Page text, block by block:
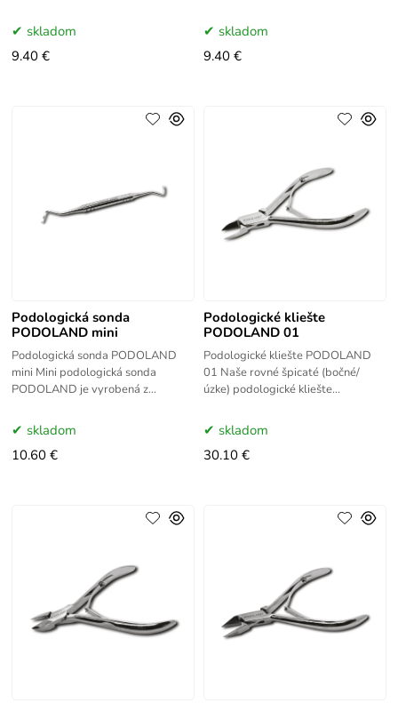
sonda PODOLAND M je určená na
skladom
9.40 €
sonda PODOLAND S je určená na
skladom
9.40 €
Podologická sonda
PODOLAND mini
Podologická sonda PODOLAND
mini Mini podologická sonda
PODOLAND je vyrobená z
kvality. Podologická sonda
PODOLAND mini je určená
skladom
10.60 €
Podologické kliešte
PODOLAND 01
Podologické kliešte PODOLAND
01 Naše rovné špicaté (bočné/
úzke) podologické kliešte
najkvalitnejšej nehrdzavejúcej
ocele. Je
skladom
30.10 €